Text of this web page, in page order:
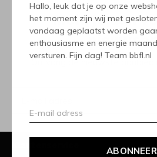
Hallo, leuk dat je op onze
het moment zijn wij met
vandaag geplaatst worden
enthousiasme en energie
versturen. Fijn dag! Team bbfl.nl
ABONNEER
Meld je aan
Ontvang de nieuwste